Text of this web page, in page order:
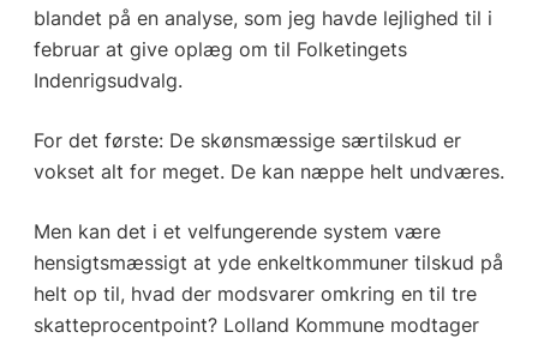
blandet på en analyse, som jeg havde lejlighed til i
februar at give oplæg om til Folketingets
Indenrigsudvalg.
For det første: De skønsmæssige særtilskud er
vokset alt for meget. De kan næppe helt undværes.
Men kan det i et velfungerende system være
hensigtsmæssigt at yde enkeltkommuner tilskud på
helt op til, hvad der modsvarer omkring en til tre
skatteprocentpoint? Lolland Kommune modtager